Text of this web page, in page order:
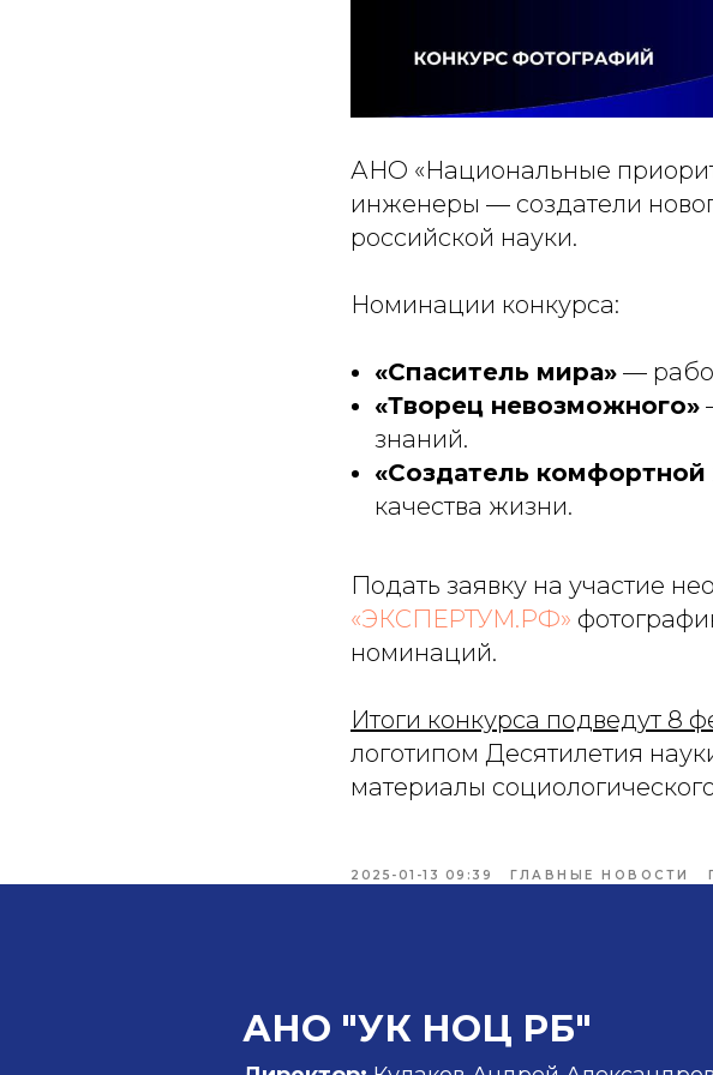
АНО «Национальные
инженеры — создатели
российской науки.
Номинации конкурса:
«Спаситель мира» —
«Творец невозможного»
знаний.
«Создатель
качества жизни.
Подать заявку на участие
«ЭКСПЕРТУМ.РФ»
номинаций.
Итоги конкурса подведут 8
логотипом Десятилетия
материалы
2025-01-13 09:39 ГЛАВНЫЕ НОВОСТИ
АНО "УК НОЦ РБ"